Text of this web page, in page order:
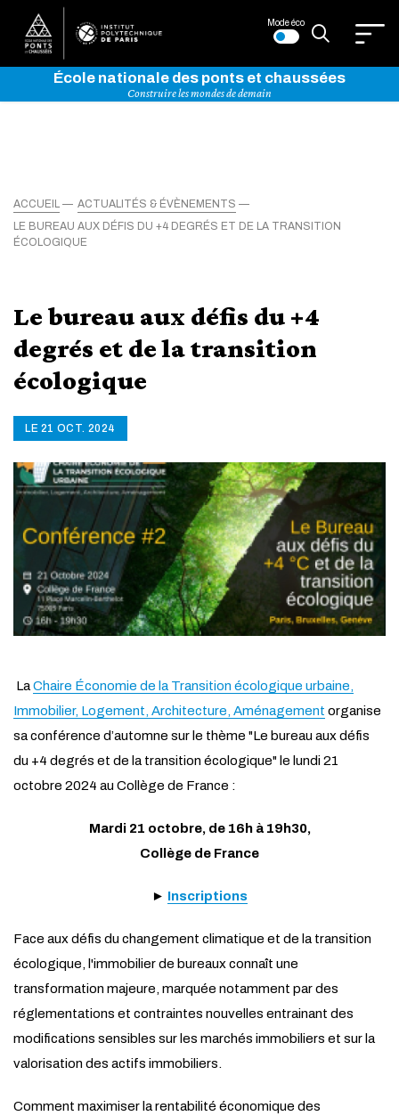
Mode éco
École nationale des ponts et chaussées
Construire les mondes de demain
ACCUEIL
ACTUALITÉS & ÉVÈNEMENTS
LE BUREAU AUX DÉFIS DU +4 DEGRÉS ET DE LA TRANSITION
ÉCOLOGIQUE
Le bureau aux défis du +4
degrés et de la transition
écologique
LE 21 OCT. 2024
LaChaire Économie de la Transition écologique urbaine,
Immobilier, Logement, Architecture, Aménagement organise
sa conférence d’automne sur le thème "Le bureau aux défis
du +4 degrés et de la transition écologique" le lundi 21
octobre 2024 au Collège de France :
Mardi 21 octobre, de 16h à 19h30,
Collège de France
► Inscriptions
Face aux défis du changement climatique et de la transition
écologique, l'immobilier de bureaux connaît une
transformation majeure, marquée notamment par des
réglementations et contraintes nouvelles entrainant des
modifications sensibles sur les marchés immobiliers et sur la
valorisation des actifs immobiliers.
Comment maximiser la rentabilité économique des